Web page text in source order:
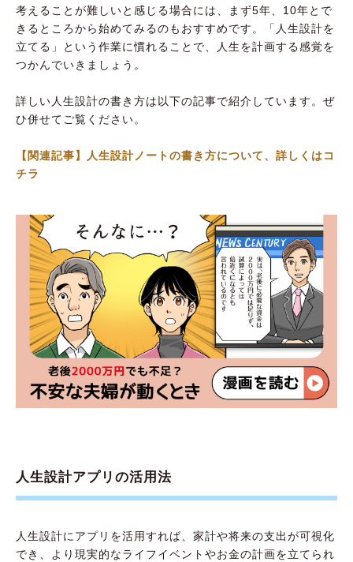
考えることが難しいと感じる場合には、まず5年、10年とで
きるところから始めてみるのもおすすめです。「人生設計を
立てる」という作業に慣れることで、人生を計画する感覚を
つかんでいきましょう。
詳しい人生設計の書き方は以下の記事で紹介しています。ぜ
ひ併せてご覧ください。
【関連記事】人生設計ノートの書き方について、詳しくはコ
チラ
人生設計アプリの活用法
人生設計にアプリを活用すれば、家計や将来の支出が可視化
でき、より現実的なライフイベントやお金の計画を立てられ